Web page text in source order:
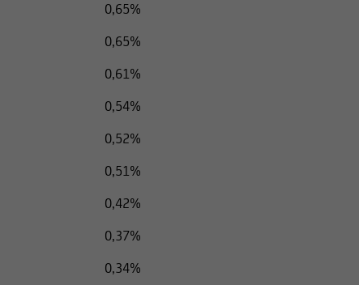
0,65%
0,65%
0,61%
0,54%
0,52%
0,51%
0,42%
0,37%
0,34%